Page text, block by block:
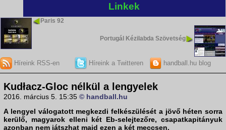
Linkek
Paris 92
Portugál Kézilabda Szövetség
Híreink RSS-en Híreink a Twitteren handball.hu blog
Kudłacz-Gloc nélkül a lengyelek
2016. március 5. 15:35 © handball.hu
A lengyel válogatottmegkezdi felkészülését a jövő héten sorra
kerülő, magyarok elleni két Eb-selejtezőre, csapatkapitányuk
azonban nem játszhat majd ezen a két meccsen.